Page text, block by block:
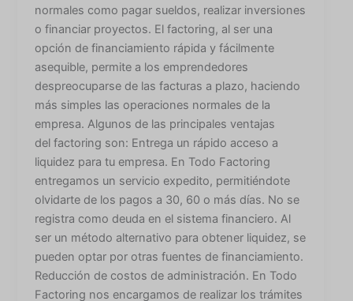
normales como pagar sueldos, realizar inversiones
o financiar proyectos. El factoring, al ser una
opción de financiamiento rápida y fácilmente
asequible, permite a los emprendedores
despreocuparse de las facturas a plazo, haciendo
más simples las operaciones normales de la
empresa. Algunos de las principales ventajas
del factoring son: Entrega un rápido acceso a
liquidez para tu empresa. En Todo Factoring
entregamos un servicio expedito, permitiéndote
olvidarte de los pagos a 30, 60 o más días. No se
registra como deuda en el sistema financiero. Al
ser un método alternativo para obtener liquidez, se
pueden optar por otras fuentes de financiamiento.
Reducción de costos de administración. En Todo
Factoring nos encargamos de realizar los trámites